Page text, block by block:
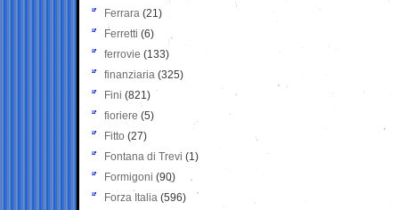
Ferrara (21)
Ferretti (6)
ferrovie (133)
finanziaria (325)
Fini (821)
fioriere (5)
Fitto (27)
Fontana di Trevi (1)
Formigoni (90)
Forza Italia (596)